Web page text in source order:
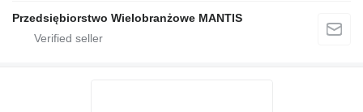
Przedsiębiorstwo Wielobranżowe MANTIS